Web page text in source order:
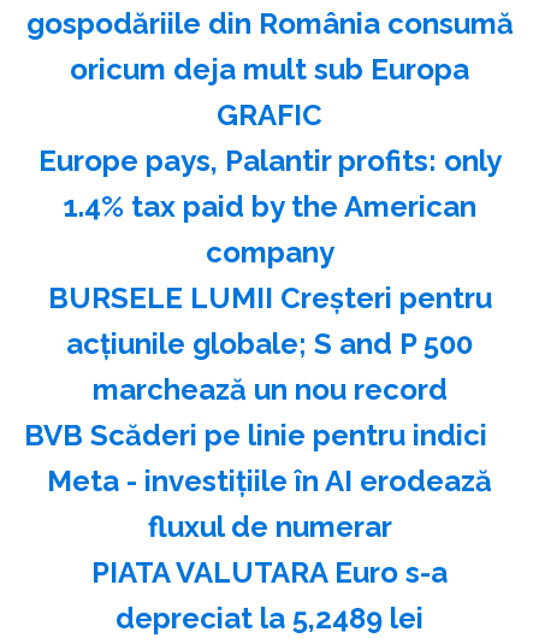
gospodăriile din România consumă
oricum deja mult sub Europa
GRAFIC
Europe pays, Palantir profits: only
1.4% tax paid by the American
company
BURSELE LUMII Creşteri pentru
acţiunile globale; S and P 500
marchează un nou record
BVB Scăderi pe linie pentru indici
Meta - investiţiile în AI erodează
fluxul de numerar
PIATA VALUTARA Euro s-a
depreciat la 5,2489 lei